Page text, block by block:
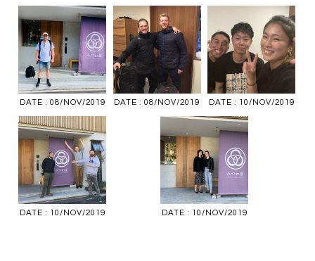
DATE : 08/NOV/2019 DATE : 08/NOV/2019 DATE : 10/NOV/2019
DATE : 10/NOV/2019 DATE : 10/NOV/2019